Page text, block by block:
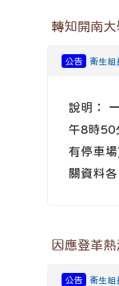
轉知開南
公告 衛生組
說明：
午8時50
有停車
關資料各
因應登革
公告 衛生組